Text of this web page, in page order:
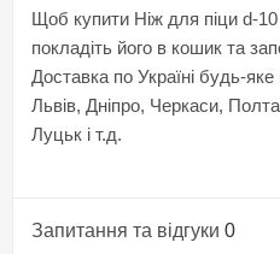
Щоб купити Ніж для піци d-
покладіть його в кошик та
Доставка по Україні будь-
Львів, Дніпро, Черкаси,
Луцьк і т.д.
Запитання та відгуки 0